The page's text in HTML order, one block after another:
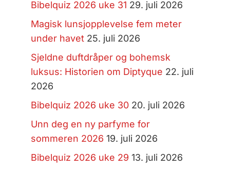
Bibelquiz 2026 uke 31 29. juli 2026
Magisk lunsjopplevelse fem meter
under havet 25. juli 2026
Sjeldne duftdråper og bohemsk
luksus: Historien om Diptyque 22. juli
2026
Bibelquiz 2026 uke 30 20. juli 2026
Unn deg en ny parfyme for
sommeren 2026 19. juli 2026
Bibelquiz 2026 uke 29 13. juli 2026